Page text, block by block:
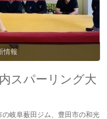
情報
スパーリング大
岐阜薮田ジム、豊田市の和光